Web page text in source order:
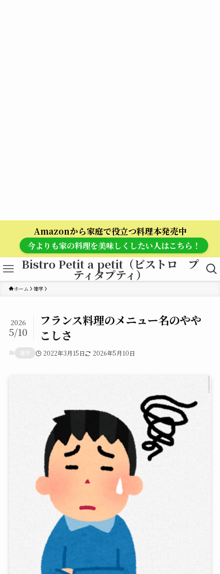
Amazonから家庭で役立つ料理本発売中
今よりも家の料理を美味しくしたい人はこちら！
Bistro Petit a petit（ビストロ プ
ティタプティ）
ホーム 雑学
フランス料理のメニュー名のやや
こしさ
2026
5/10
雑学 2022年3月15日 2026年5月10日